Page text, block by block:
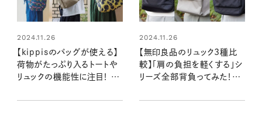
2024.11.26
【kippisのバッグが使える】
荷物がたっぷり入るトートや
リュックの機能性に注目！ シ
柄がかわいい
2024.11.26
【無印良品のリュック3種比
較】「肩の負担を軽くする」シ
リーズ全部背負ってみた！容